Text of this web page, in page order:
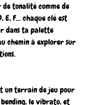
tonalité comme de
E, F… chaque clé est
dans ta palette
chemin à explorer sur
un terrain de jeu pour
le vibrato, et